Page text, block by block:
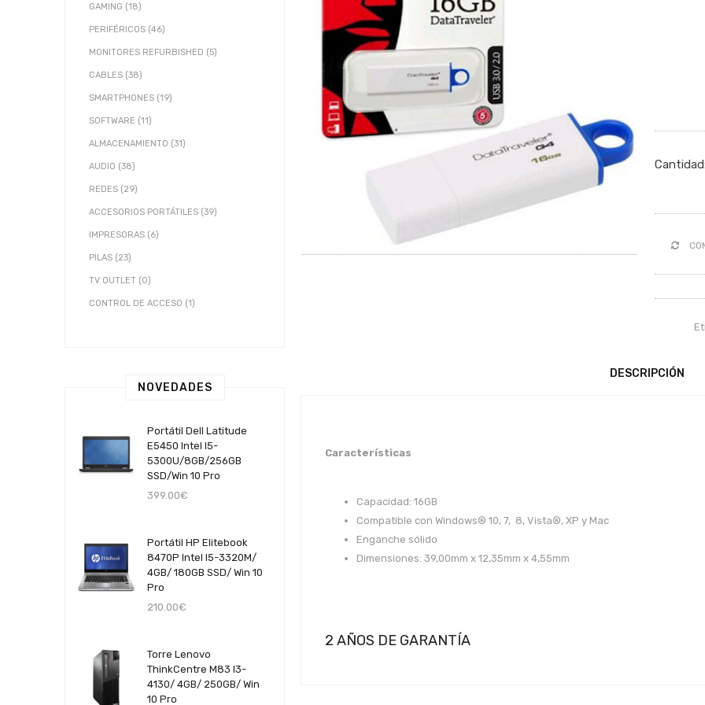
GAMING (18)
PERIFÉRICOS (46)
MONITORES REFURBISHED (5)
CABLES (38)
SMARTPHONES (19)
SOFTWARE (11)
ALMACENAMIENTO (31)
AUDIO (38)
REDES (29)
ACCESORIOS PORTÁTILES (39)
IMPRESORAS (6)
PILAS (23)
TV OUTLET (0)
CONTROL DE ACCESO (1)
NOVEDADES
Portátil Dell Latitude
E5450 Intel I5-
5300U/8GB/256GB
SSD/Win 10 Pro
399.00€
Portátil HP Elitebook
8470P Intel I5-3320M/
4GB/ 180GB SSD/ Win 10
Pro
210.00€
Torre Lenovo
ThinkCentre M83 I3-
4130/ 4GB/ 250GB/ Win
10 Pro
DESCRIPCIÓN
Características
Capacidad: 16GB
Compatible con Windows® 10, 7, 8, Vista®, XP y Mac
Enganche sólido
Dimensiones: 39,00mm x 12,35mm x 4,55mm
2 AÑOS DE GARANTÍA